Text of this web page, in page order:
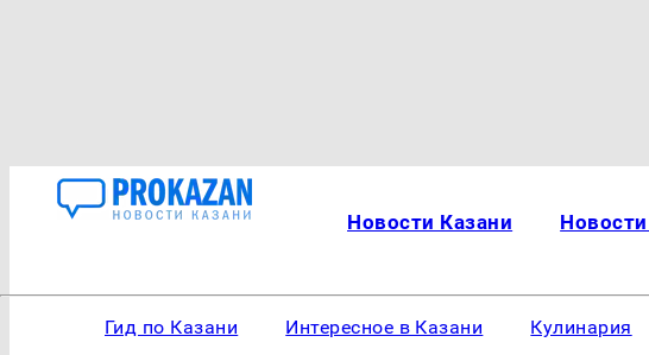
Новости Казани
Гид по Казани Интересное в Казани Кулинария